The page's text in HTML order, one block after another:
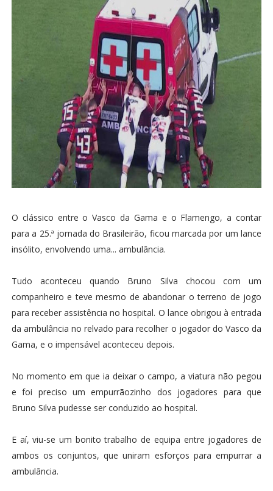
O clássico entre o Vasco da Gama e o Flamengo, a contar
para a 25.ª jornada do Brasileirão, ficou marcada por um lance
insólito, envolvendo uma... ambulância.
Tudo aconteceu quando Bruno Silva chocou com um
companheiro e teve mesmo de abandonar o terreno de jogo
para receber assistência no hospital. O lance obrigou à entrada
da ambulância no relvado para recolher o jogador do Vasco da
Gama, e o impensável aconteceu depois.
No momento em que ia deixar o campo, a viatura não pegou
e foi preciso um empurrãozinho dos jogadores para que
Bruno Silva pudesse ser conduzido ao hospital.
E aí, viu-se um bonito trabalho de equipa entre jogadores de
ambos os conjuntos, que uniram esforços para empurrar a
ambulância.